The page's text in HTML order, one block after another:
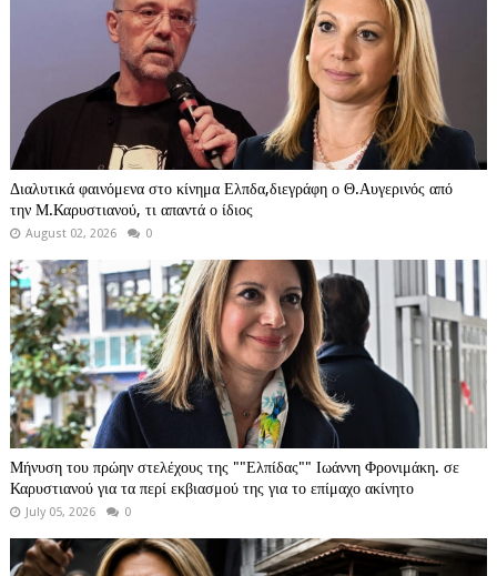
Διαλυτικά φαινόμενα στο κίνημα Ελπδα,διεγράφη ο Θ.Αυγερινός από
την Μ.Καρυστιανού, τι απαντά ο ίδιος
August 02, 2026 0
Μήνυση του πρώην στελέχους της ""Ελπίδας"" Ιωάννη Φρονιμάκη. σε
Καρυστιανού για τα περί εκβιασμού της για το επίμαχο ακίνητο
July 05, 2026 0